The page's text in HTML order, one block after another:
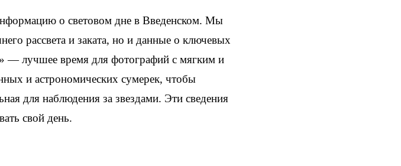
о световом дне в Введенском. Мы
рассвета и заката, но и данные о ключевых
— лучшее время для фотографий с мягким и
и астрономических сумерек, чтобы
для наблюдения за звездами. Эти сведения
свой день.